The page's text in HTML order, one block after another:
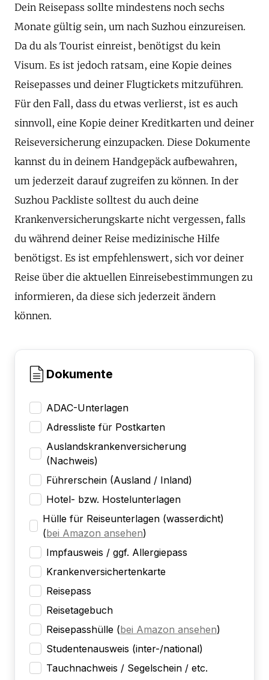
Dein Reisepass sollte mindestens noch sechs
Monate gültig sein, um nach Suzhou einzureisen.
Da du als Tourist einreist, benötigst du kein
Visum. Es ist jedoch ratsam, eine Kopie deines
Reisepasses und deiner Flugtickets mitzuführen.
Für den Fall, dass du etwas verlierst, ist es auch
sinnvoll, eine Kopie deiner Kreditkarten und deiner
Reiseversicherung einzupacken. Diese Dokumente
kannst du in deinem Handgepäck aufbewahren,
um jederzeit darauf zugreifen zu können. In der
Suzhou Packliste solltest du auch deine
Krankenversicherungskarte nicht vergessen, falls
du während deiner Reise medizinische Hilfe
benötigst. Es ist empfehlenswert, sich vor deiner
Reise über die aktuellen Einreisebestimmungen zu
informieren, da diese sich jederzeit ändern
können.
Dokumente
ADAC-Unterlagen
Adressliste für Postkarten
Auslandskrankenversicherung
(Nachweis)
Führerschein (Ausland / Inland)
Hotel- bzw. Hostelunterlagen
Hülle für Reiseunterlagen (wasserdicht)
(bei Amazon ansehen)
Impfausweis / ggf. Allergiepass
Krankenversichertenkarte
Reisepass
Reisetagebuch
Reisepasshülle (bei Amazon ansehen)
Studentenausweis (inter-/national)
Tauchnachweis / Segelschein / etc.